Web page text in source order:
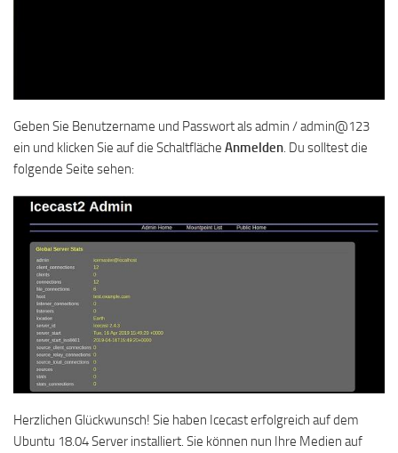
Geben Sie Benutzername und Passwort als admin / admin@123
ein und klicken Sie auf die Schaltfläche Anmelden. Du solltest die
folgende Seite sehen:
Herzlichen Glückwunsch! Sie haben Icecast erfolgreich auf dem
Ubuntu 18.04 Server installiert. Sie können nun Ihre Medien auf